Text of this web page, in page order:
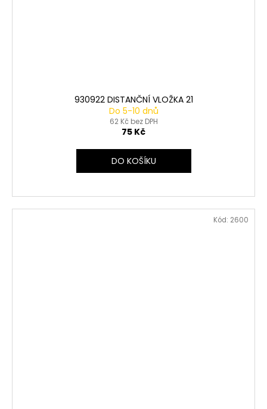
930922 DISTANČNÍ VLOŽKA 21
Do 5-10 dnů
62 Kč bez DPH
75 Kč
DO KOŠÍKU
Kód: 2600